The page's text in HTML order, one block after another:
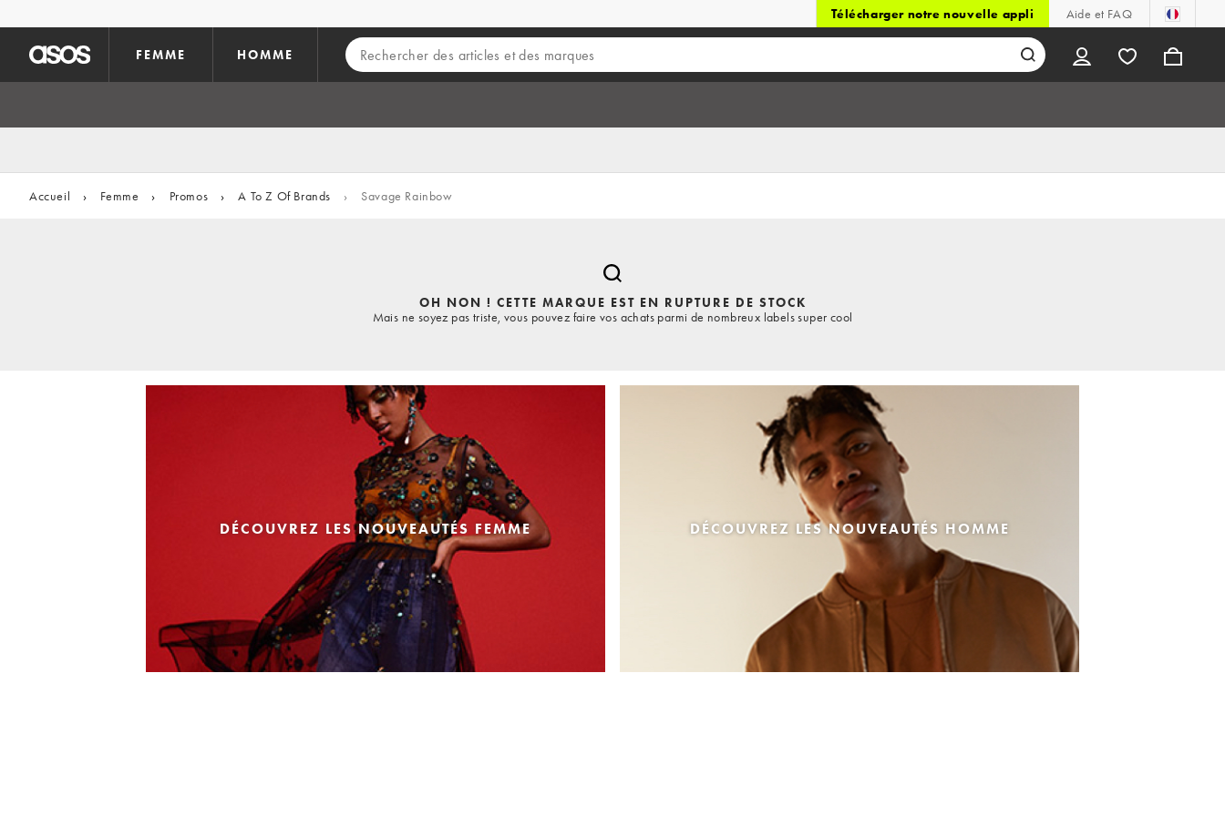
Télécharger notre nouvelle appli Aide et FAQ
FEMME HOMME
Accueil › Femme › Promos › A To Z Of Brands › Savage Rainbow
OH NON ! CETTE MARQUE EST EN RUPTURE DE STOCK
Mais ne soyez pas triste, vous pouvez faire vos achats parmi de nombreux labels super cool
DÉCOUVREZ LES NOUVEAUTÉS FEMME DÉCOUVREZ LES NOUVEAUTÉS HOMME